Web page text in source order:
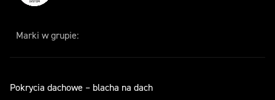
Marki w grupie:
Pokrycia dachowe – blacha na dach